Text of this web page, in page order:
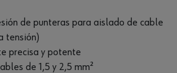
de punteras para aislado de cable
tensión)
precisa y potente
de 1,5 y 2,5 mm²